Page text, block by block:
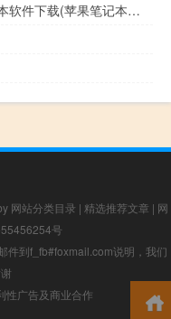
苹果笔记本软件下载网站（苹果笔记本软件下载(苹果笔记本软件下载APP)）
网站分类目录 | 精选推荐文章 | 网
号
件到f_fb#foxmail.com说明，我们
性广告及商业合作